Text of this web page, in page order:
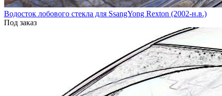
Водосток лобового стекла для SsangYong Rexton (2002-н.в.)
Под заказ